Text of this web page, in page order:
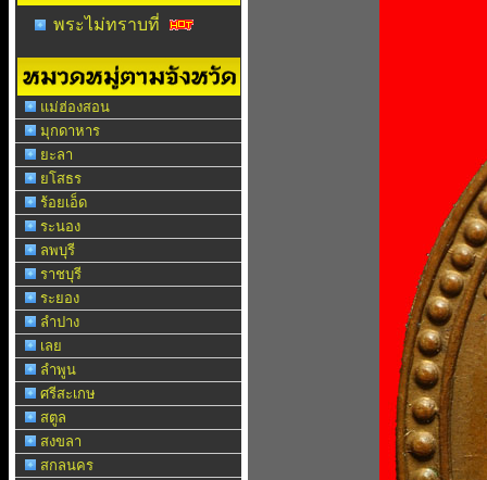
พระไม่ทราบที่
แม่ฮ่องสอน
มุกดาหาร
ยะลา
ยโสธร
ร้อยเอ็ด
ระนอง
ลพบุรี
ราชบุรี
ระยอง
ลำปาง
เลย
ลำพูน
ศรีสะเกษ
สตูล
สงขลา
สกลนคร